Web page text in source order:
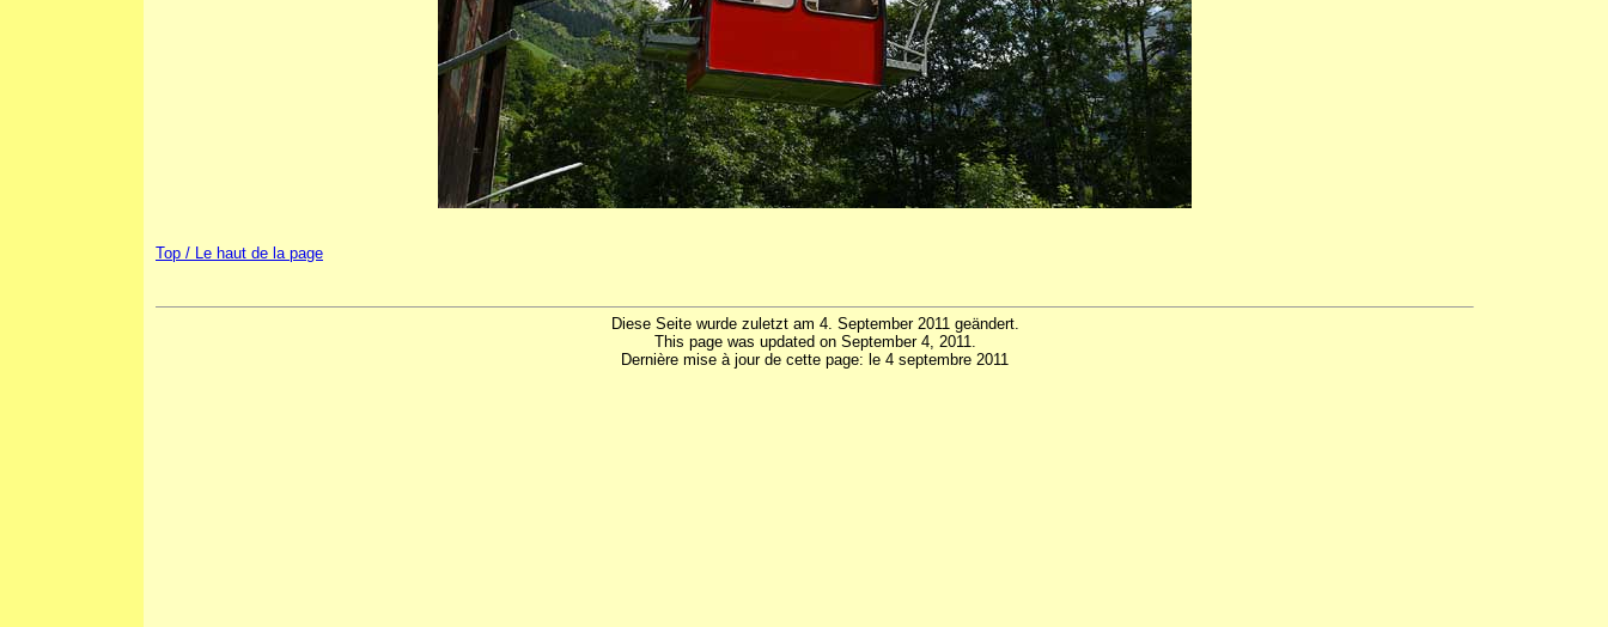
Top / Le haut de la page
Diese Seite wurde zuletzt am 4. September 2011 geändert.
This page was updated on September 4, 2011.
Dernière mise à jour de cette page: le 4 septembre 2011